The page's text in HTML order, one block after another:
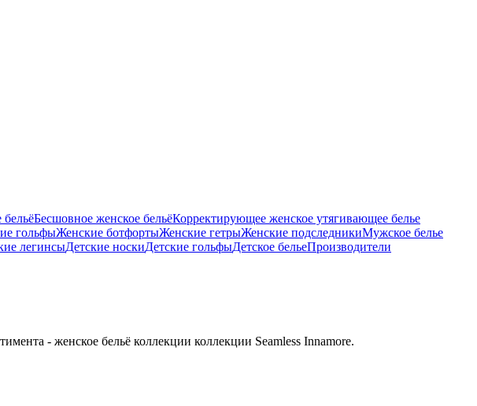
бельёБесшовное женское бельёКорректирующее женское утягивающее белье
гольфыЖенские ботфортыЖенские гетрыЖенские подследникиМужское белье
легинсыДетские носкиДетские гольфыДетское бельеПроизводители
- женское бельё коллекции коллекции Seamless Innamore.